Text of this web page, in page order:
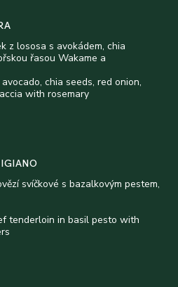
z lososa s avokádem, chia
řasou Wakame a
chia seeds, red onion,
with rosemary
svíčkové s bazalkovým pestem,
tenderloin in basil pesto with